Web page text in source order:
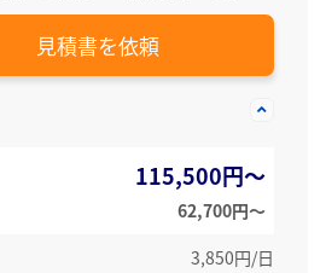
見積書を依頼
115,500円～
62,700円〜
3,850円/日